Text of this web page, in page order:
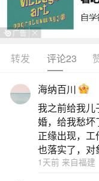
梦见丢钱在
人际关系或感情
合身份和梦境细
需谨慎处理投资
得失的豁达态度
梦见丢钱可能象
二、梦见丢钱
转发 评论23
海纳百川
我之前给我儿
婚，给我愁坏
正缘出现，
也落实了，对
1天前 来自福建